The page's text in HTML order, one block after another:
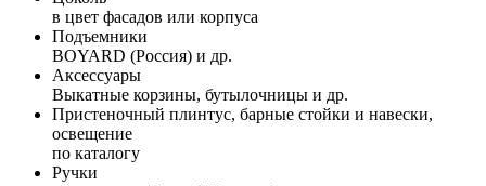
в цвет фасадов или корпуса
Подъемники
BOYARD (Россия) и др.
Аксессуары
Выкатные корзины, бутылочницы и др.
Пристеночный плинтус, барные стойки и навески,
освещение
по каталогу
Ручки